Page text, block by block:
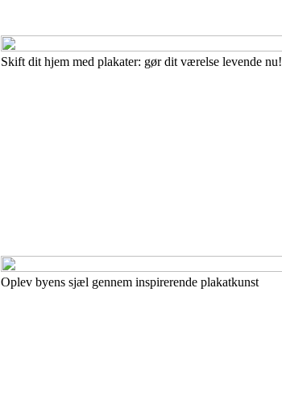
Skift dit hjem med plakater: gør dit værelse levende nu!
Oplev byens sjæl gennem inspirerende plakatkunst